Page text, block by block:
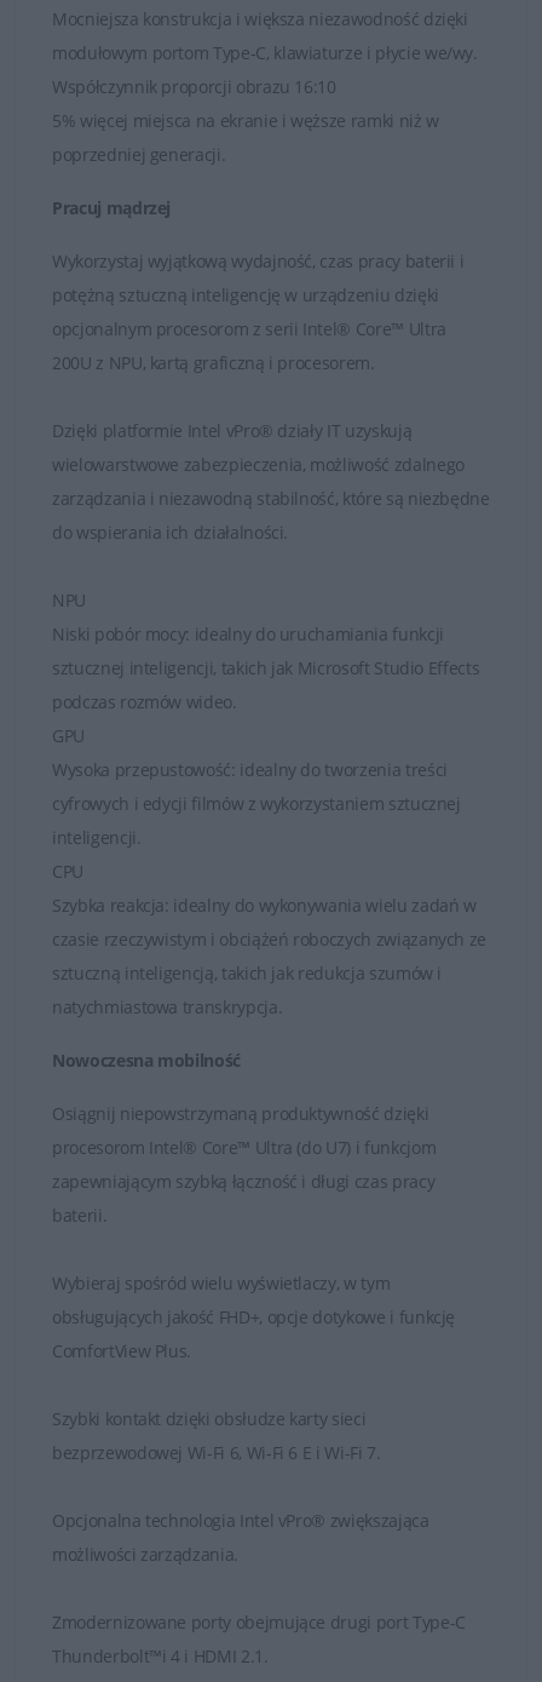
Dell Pro Premium:
Wydajne i atrakcyjnie
wyglądające laptopy są idealne dla kierowników,
dyrektorów i menedżerów projektów lub
produktów, którzy chcą poprawić współpracę w
swoich zespołach. Szeroki zakres dostępnych
funkcji zapewnia płynną współpracę i łączność
podróży.
klasy mainstream dla firm oferują wystarczającą
wydajność oraz szeroki zakres funkcjonalności. Są
to urządzenia idealne dla specjalistów z trudnych
dziedzin, którzy na pierwszym miejscu stawiają
bardzo dobrą relacją cena do możliwości.
Posiadają szereg niezbędnych funkcji, które
zostały zaprojektowane z myślą o każdej firmie i
każdym budżecie. Są to urządzenia idealne dla
biznesie. Nowa seria łączy wydajność klasy
biznesowej, bezpieczeństwo i łatwość zarządzania
w jednym rozwiązaniu (następca popularnej serii
codziennym wyzwaniom firm, które potrzebują
technologii, na której można polegać.
Notebooki Dell Pro oferują zarówno styl, jak i dużą
mobilność w każdych warunkach
Nowa, szeroka oferta notebooków obejmuje wiele funkcji
ułatwiających zarządzanie i podniesienie wydajności. W
zależności od konfiguracji sprzętowej oferuje:
Klienci mogą łatwiej zarządzać dużymi flotami
rozwiązania Intel vPro, które pozwala uprościć
administrowanie systemami Out-of-Band i zdalną
systemem BIOS firmy Dell.
Możliwość wygodnego dokowania i zgodność z
integrację z urządzeniami peryferyjnymi i
akcesoriami.
Mocniejsza konstrukcja i większa niezawodność dzięki
modułowym portom Type-C, klawiaturze i płycie we/wy.
Współczynnik proporcji obrazu 16:10
5% więcej miejsca na ekranie i węższe ramki niż w
poprzedniej generacji.
Pracuj mądrzej
Wykorzystaj wyjątkową wydajność, czas pracy baterii i
potężną sztuczną inteligencję w urządzeniu dzięki
opcjonalnym procesorom z serii Intel® Core™ Ultra
200U z NPU, kartą graficzną i procesorem.
Dzięki platformie Intel vPro® działy IT uzyskują
wielowarstwowe zabezpieczenia, możliwość zdalnego
zarządzania i niezawodną stabilność, które są niezbędne
do wspierania ich działalności.
NPU
Niski pobór mocy: idealny do uruchamiania funkcji
sztucznej inteligencji, takich jak Microsoft Studio Effects
podczas rozmów wideo.
GPU
Wysoka przepustowość: idealny do tworzenia treści
cyfrowych i edycji filmów z wykorzystaniem sztucznej
inteligencji.
CPU
Szybka reakcja: idealny do wykonywania wielu zadań w
czasie rzeczywistym i obciążeń roboczych związanych ze
sztuczną inteligencją, takich jak redukcja szumów i
natychmiastowa transkrypcja.
Nowoczesna mobilność
Osiągnij niepowstrzymaną produktywność dzięki
procesorom Intel® Core™ Ultra (do U7) i funkcjom
zapewniającym szybką łączność i długi czas pracy
baterii.
Wybieraj spośród wielu wyświetlaczy, w tym
obsługujących jakość FHD+, opcje dotykowe i funkcję
ComfortView Plus.
Szybki kontakt dzięki obsłudze karty sieci
bezprzewodowej Wi-Fi 6, Wi-Fi 6 E i Wi-Fi 7.
Opcjonalna technologia Intel vPro® zwiększająca
możliwości zarządzania.
Zmodernizowane porty obejmujące drugi port Type-C
Thunderbolt™i 4 i HDMI 2.1.